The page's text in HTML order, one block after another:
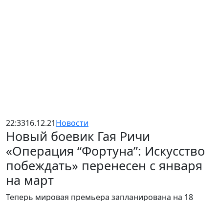
22:3316.12.21Новости
Новый боевик Гая Ричи
«Операция “Фортуна”: Искусство
побеждать» перенесен с января
на март
Теперь мировая премьера запланирована на 18